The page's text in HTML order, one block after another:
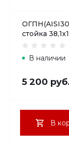
стойка
В наличии
5 200
В